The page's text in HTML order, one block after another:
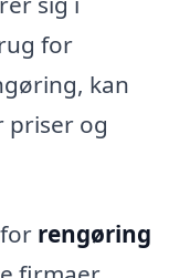
for
kan
priser og
rengøring